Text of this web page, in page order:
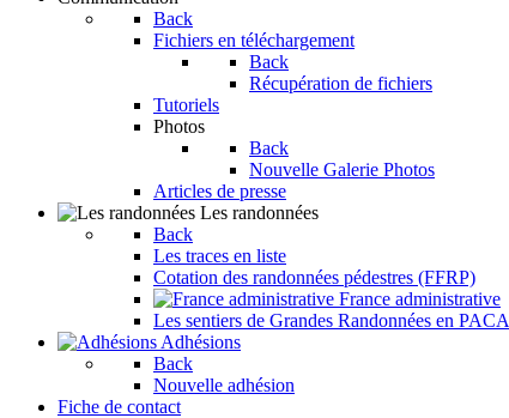
Back
Fichiers en téléchargement
Back
Récupération de fichiers
Tutoriels
Photos
Back
Nouvelle Galerie Photos
Articles de presse
Les randonnées
Back
Les traces en liste
Cotation des randonnées pédestres (FFRP)
France administrative
Les sentiers de Grandes Randonnées en PACA
Adhésions
Back
Nouvelle adhésion
Fiche de contact